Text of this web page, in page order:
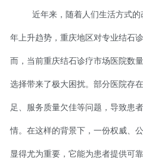
近年来，随着人们生活方式
年上升趋势，重庆地区对专业结石
而，当前重庆结石诊疗市场医院数
选择带来了极大困扰。部分医院存
足、服务质量欠佳等问题，导致患
情。在这样的背景下，一份权威、
显得尤为重要，它能为患者提供可